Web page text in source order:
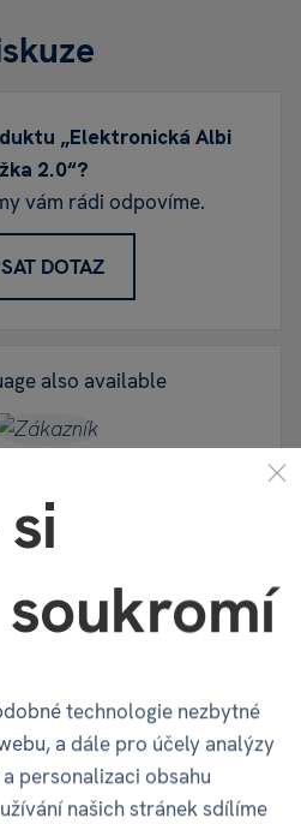
„Elektronická Albi
2.0“?
vám rádi odpovíme.
DOTAZ
also available
Albi.
- Marieta Blažejovská,01.
technologie nezbytné
a dále pro účely analýzy
personalizaci obsahu
našich stránek sdílíme